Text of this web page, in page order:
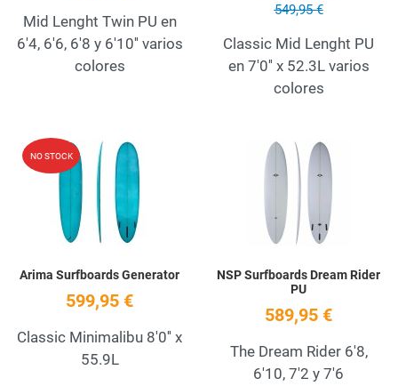
Mid Lenght Twin PU en
6'4, 6'6, 6'8 y 6'10'' varios
colores
549,95 €
Classic Mid Lenght PU
en 7'0'' x 52.3L varios
colores
NO STOCK Add to Wishlist
Arima Surfboards Generator
599,95 €
Classic Minimalibu 8'0'' x
55.9L
NSP Surfboards Dream Rider
PU
589,95 €
The Dream Rider 6'8,
6'10, 7'2 y 7'6